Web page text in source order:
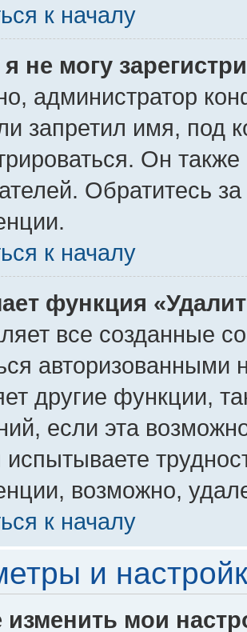
к началу
не могу
администратор
запретил имя, под
Он
Обратитесь
к началу
функция
все созданные
авторизованными
другие функции,
если эта
возможно,
к началу
и
изменить мои